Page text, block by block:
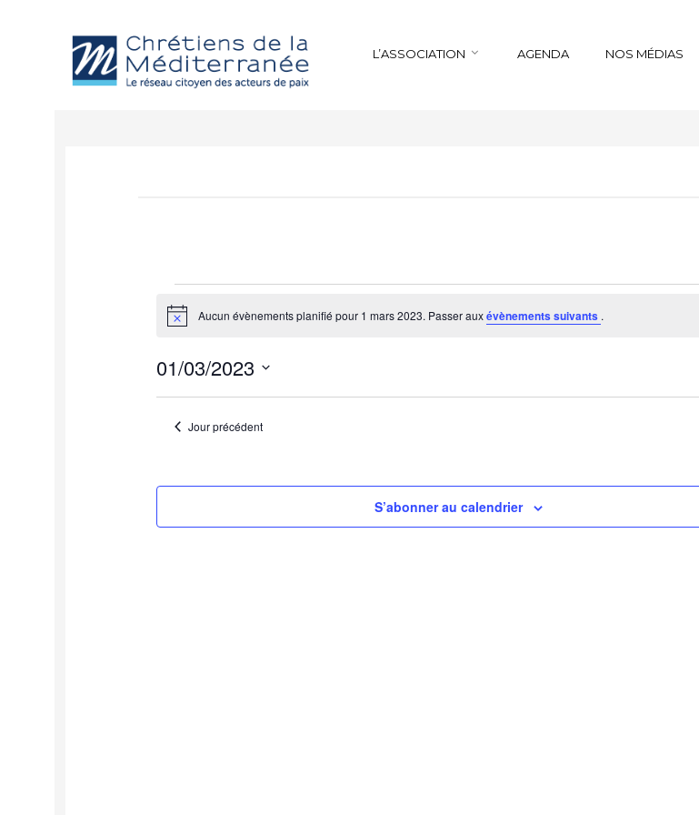
L’ASSOCIATION AGENDA NOS MÉDIAS
Notice Aucun évènements planifié pour 1 mars 2023. Passer auxévènements suivants .
01/03/2023
date. Jour précédent
S’abonner au calendrier